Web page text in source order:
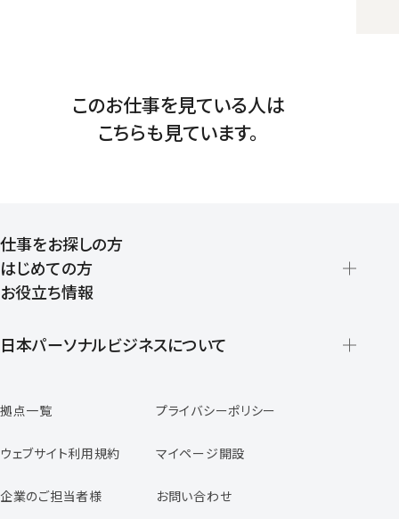
このお仕事を見ている人は
こちらも見ています。
仕事をお探しの方
はじめての方
登録から就業開始までの流れ
お役立ち情報
日本パーソナルビジネスについて
スタッフの声
専任コンサルタントの声
福利厚生のご案内
拠点一覧 プライバシーポリシー
ウェブサイト利用規約 マイページ開設
企業のご担当者様 お問い合わせ